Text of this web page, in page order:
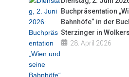
Buchpräsentation
Bahnhöfe“ in der
Sterzinger in
28. April 2026